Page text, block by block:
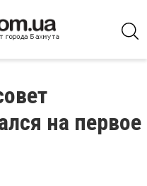
на первое